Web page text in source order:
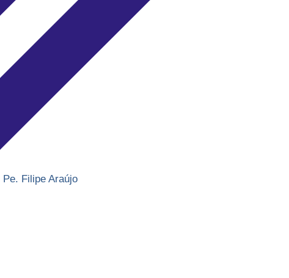
Pe. Filipe Araújo